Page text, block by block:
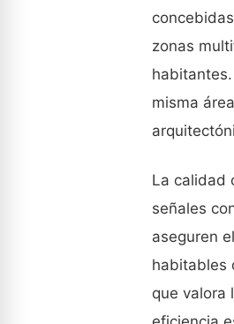
zonas
misma
La calidad
señales
aseguren
habitables
que valora